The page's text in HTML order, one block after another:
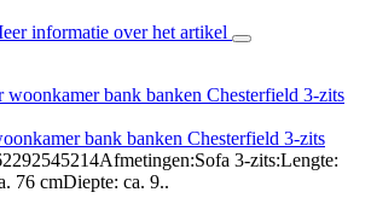
informatie over het artikel
bank banken Chesterfield 3-zits
3-zits:Lengte:
76 cmDiepte: ca. 9..